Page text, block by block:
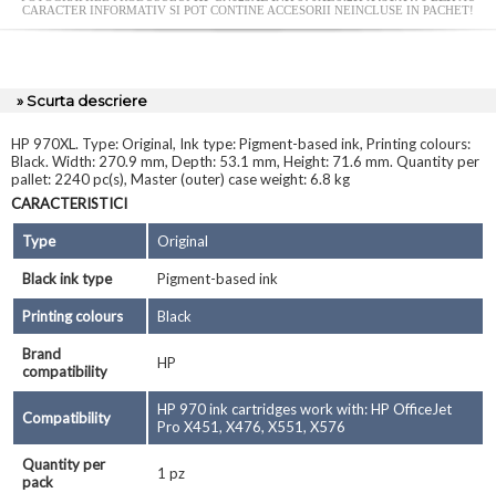
CARACTER INFORMATIV SI POT CONTINE ACCESORII NEINCLUSE IN PACHET!
» Scurta descriere
HP 970XL. Type: Original, Ink type: Pigment-based ink, Printing colours:
Black. Width: 270.9 mm, Depth: 53.1 mm, Height: 71.6 mm. Quantity per
pallet: 2240 pc(s), Master (outer) case weight: 6.8 kg
CARACTERISTICI
Type Original
Black ink type Pigment-based ink
Printing colours Black
Brand
compatibility
HP
Compatibility
HP 970 ink cartridges work with: HP OfficeJet
Pro X451, X476, X551, X576
Quantity per
pack
1 pz